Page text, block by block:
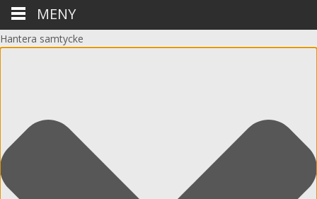
Hantera samtycke
MENY